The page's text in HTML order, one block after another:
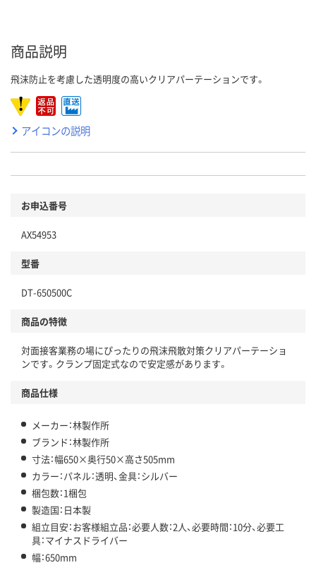
商品説明
飛沫防止を考慮した透明度の高いクリアパーテーションです。
アイコンの説明
お申込番号
AX54953
型番
DT-650500C
商品の特徴
対面接客業務の場にぴったりの飛沫飛散対策クリアパーテーショ
ンです。クランプ固定式なので安定感があります。
商品仕様
メーカー：林製作所
ブランド：林製作所
寸法：幅650×奥行50×高さ505mm
カラー：パネル：透明、金具：シルバー
梱包数：1梱包
製造国：日本製
組立目安：お客様組立品：必要人数：2人、必要時間：10分、必要工
具：マイナスドライバー
幅：650mm